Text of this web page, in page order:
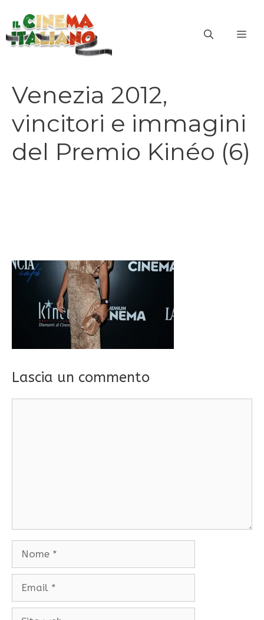
contenuto
Venezia 2012,
vincitori e immagini
del Premio Kinéo (6)
Lascia un commento